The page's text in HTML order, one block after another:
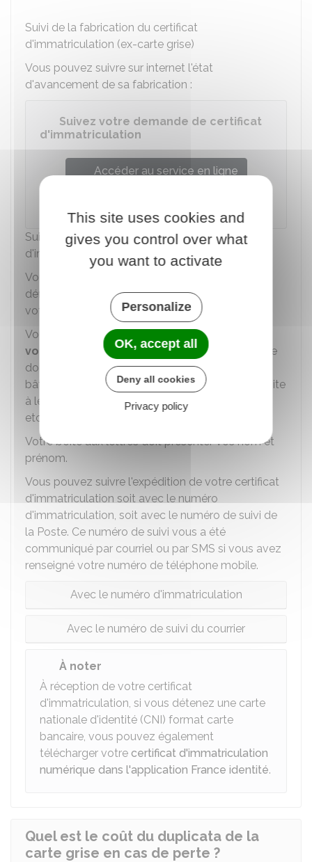
Suivi de la fabrication du certificat
d'immatriculation (ex-carte grise)
Vous pouvez suivre sur internet l'état
d'avancement de sa fabrication :
Suivez votre demande de certificat
d'immatriculation
Accéder au service en ligne
Suivi de l'acheminement du certificat
d'immatriculation (ex-carte grise)
Vous recevrez le certificat d'immatriculation
définitif, envoyé par La Poste enlettre suivie
votre domicile dansun délai qui peut varier
Vous devez
faire attention à l'adresse que
vous fournissezdans la procédure en ligne. Elle
doit être la plus complète possible (numéro de
bâtiment, numéro d'appartement, numéro de boite
à lettres, étage, couloir, escalier, " résidant chez ",
etc.).
Votre boite aux lettres doit présenter vos nom et
prénom.
Vous pouvez suivre l'expédition de votre certificat
d'immatriculation soit avec le numéro
d'immatriculation, soit avec le numéro de suivi de
la Poste. Ce numéro de suivi vous a été
communiqué par courriel ou par SMS si vous avez
renseigné votre numéro de téléphone mobile.
Avec le numéro d'immatriculation
Avec le numéro de suivi du courrier
À noter
À réception de votre certificat
d'immatriculation, si vous détenez une carte
nationale d'identité (CNI) format carte
bancaire, vous pouvez également
télécharger votre certificat d'immatriculation
numérique dans l'application France identité.
Quel est le coût du duplicata de la
carte grise en cas de perte ?
This site uses cookies and
gives you control over what
you want to activate
Personalize
OK, accept all
Deny all cookies
Privacy policy